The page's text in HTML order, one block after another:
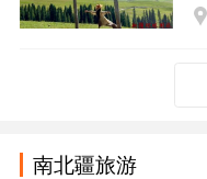
南北疆旅游